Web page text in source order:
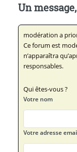
Un
modération a
Ce forum est
n’apparaîtra
responsables.
Qui êtes-vous ?
Votre nom
Votre adresse